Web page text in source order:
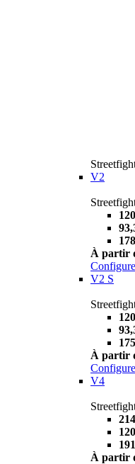
V2
À partir
V2 S
À partir
V4
À partir